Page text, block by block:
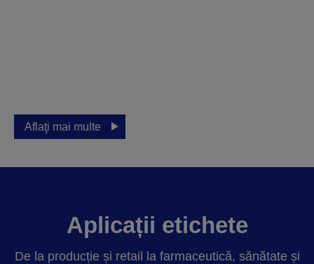
Aflaţi mai multe
Aplicații etichete
De la producție și retail la farmaceutică, sănătate și